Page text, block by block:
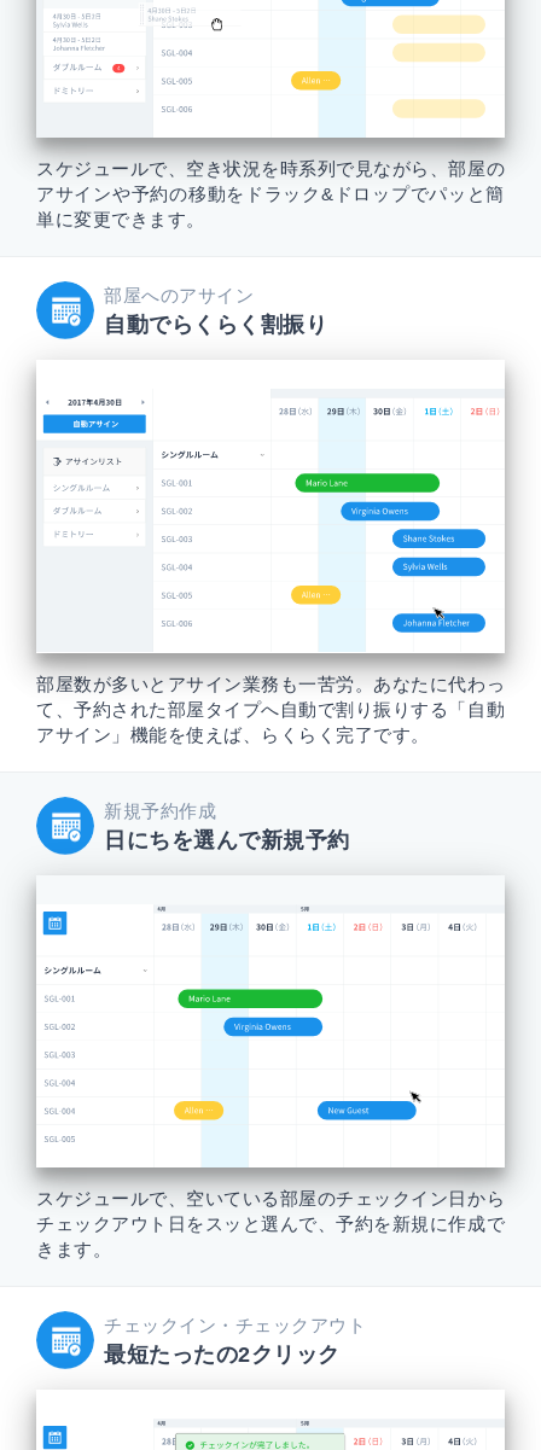
スケジュールで、空き状況を時系列で見ながら、部屋の
アサインや予約の移動をドラック&ドロップでパッと簡
単に変更できます。
部屋へのアサイン
自動でらくらく割振り
部屋数が多いとアサイン業務も一苦労。あなたに代わっ
て、予約された部屋タイプへ自動で割り振りする「自動
アサイン」機能を使えば、らくらく完了です。
新規予約作成
日にちを選んで新規予約
スケジュールで、空いている部屋のチェックイン日から
チェックアウト日をスッと選んで、予約を新規に作成で
きます。
チェックイン・ チェック アウト
最短たったの2クリック